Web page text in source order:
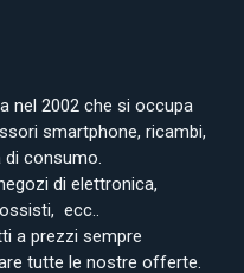
nel 2002 che si occupa
smartphone, ricambi,
consumo.
di elettronica,
ecc..
a prezzi sempre
tutte le nostre offerte.